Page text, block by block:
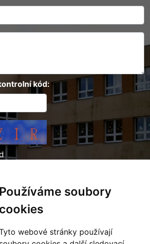
Používáme soubory
cookies
webové stránky používají
kód:
nad Loučnou